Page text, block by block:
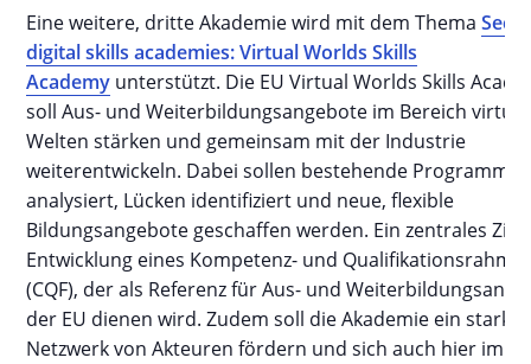
Eine weitere, dritte Akademie wird mit dem Thema
digital skills academies: Virtual Worlds Skills
Academy unterstützt. Die EU Virtual Worlds Skills
soll Aus- und Weiterbildungsangebote im Bereich
Welten stärken und gemeinsam mit der Industrie
weiterentwickeln. Dabei sollen bestehende Programme
analysiert, Lücken identifiziert und neue, flexible
Bildungsangebote geschaffen werden. Ein zentrales Ziel
Entwicklung eines Kompetenz- und
(CQF), der als Referenz für Aus- und
der EU dienen wird. Zudem soll die Akademie ein starkes
Netzwerk von Akteuren fördern und sich auch hier im